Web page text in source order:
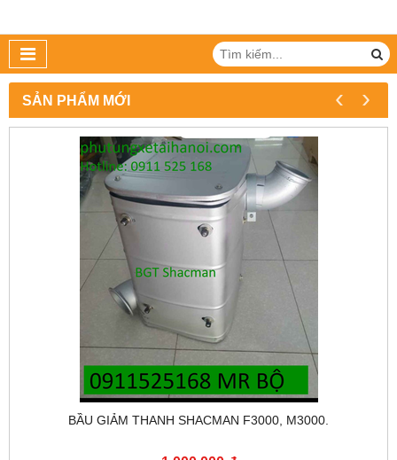
SẢN PHẨM MỚI
BẦU GIẢM THANH SHACMAN F3000, M3000.
‹ ›